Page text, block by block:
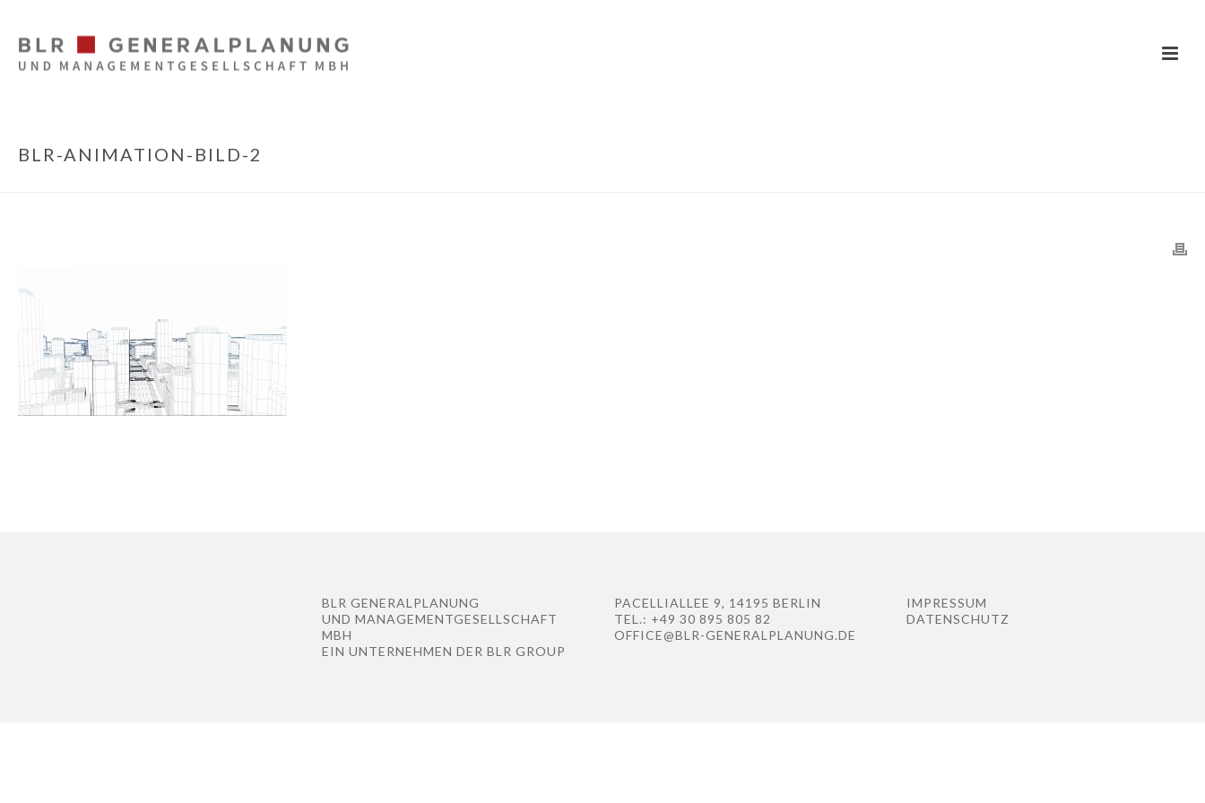
BLR-ANIMATION-BILD-2
BLR GENERALPLANUNG
UND MANAGEMENTGESELLSCHAFT
MBH
EIN UNTERNEHMEN DERBLR GROUP
PACELLIALLEE 9, 14195 BERLIN
TEL.: +49 30 895 805 82
OFFICE@BLR-GENERALPLANUNG.DE
IMPRESSUM
DATENSCHUTZ